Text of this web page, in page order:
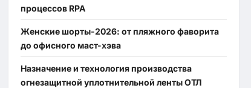
процессов RPA
Женские шорты-2026: от пляжного фаворита
до офисного маст-хэва
Назначение и технология производства
огнезащитной уплотнительной ленты ОТЛ